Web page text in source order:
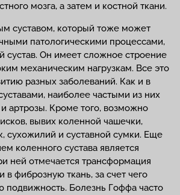
мозга, а затем и костной ткани.
суставом, который тоже может
патологическими процессами,
сустав. Он имеет сложное строение
механическим нагрузкам. Все это
разных заболеваний. Как и в
наиболее частыми из них
артрозы. Кроме того, возможно
вывих коленной чашечки,
сухожилий и суставной сумки. Еще
коленного сустава является
ней отмечается трансформация
в фиброзную ткань, за счет чего
подвижность. Болезнь Гоффа часто